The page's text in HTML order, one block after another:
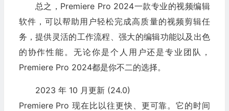
总之，Premiere Pro 2024一款专业的视频编辑
软件，可以帮助用户轻松完成高质量的视频剪辑任
务，提供灵活的工作流程、强大的编辑功能以及出色
的协作性能。无论你是个人用户还是专业团队，
Premiere Pro 2024都是你不二的选择。
2023 年 10 月更新 (24.0)
Premiere Pro 现在比以往更快、更可靠。它的时间